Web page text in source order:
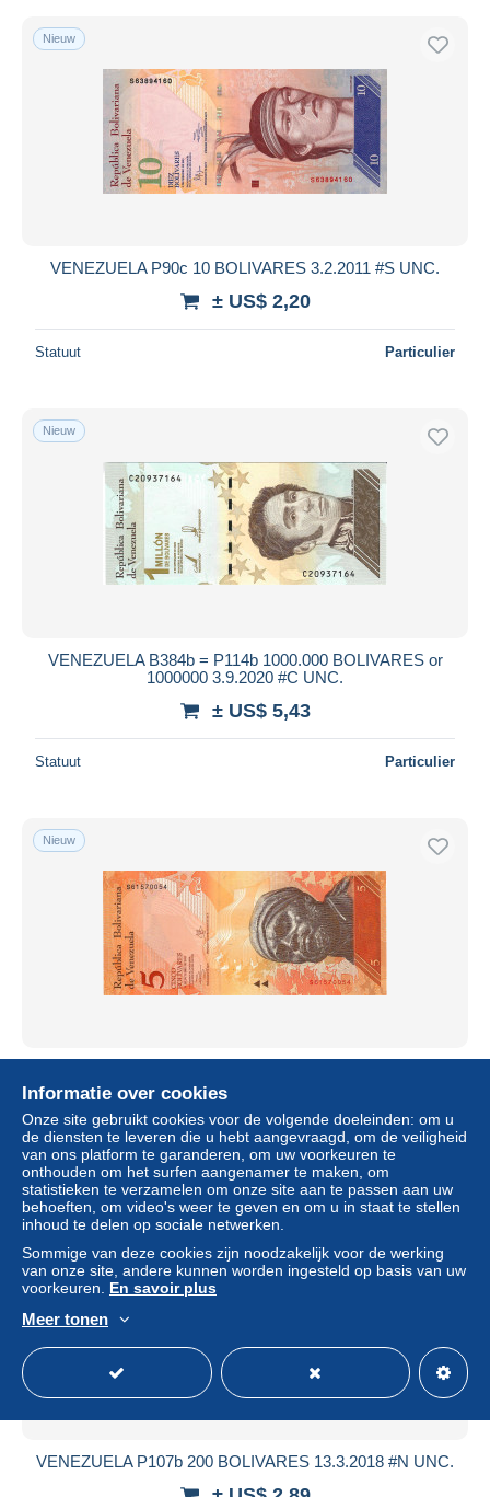
Nieuw
VENEZUELA P90c 10 BOLIVARES 3.2.2011 #S UNC.
± US$ 2,20
Statuut Particulier
Nieuw
VENEZUELA B384b = P114b 1000.000 BOLIVARES or
1000000 3.9.2020 #C UNC.
± US$ 5,43
Statuut Particulier
Nieuw
± US$ 1,73
Statuut Particulier
Nieuw
VENEZUELA P107b 200 BOLIVARES 13.3.2018 #N UNC.
Informatie over cookies
Onze site gebruikt cookies voor de volgende doeleinden: om u
de diensten te leveren die u hebt aangevraagd, om de veiligheid
van ons platform te garanderen, om uw voorkeuren te
onthouden om het surfen aangenamer te maken, om
statistieken te verzamelen om onze site aan te passen aan uw
behoeften, om video's weer te geven en om u in staat te stellen
inhoud te delen op sociale netwerken.
Sommige van deze cookies zijn noodzakelijk voor de werking
van onze site, andere kunnen worden ingesteld op basis van uw
voorkeuren. En savoir plus
Meer tonen